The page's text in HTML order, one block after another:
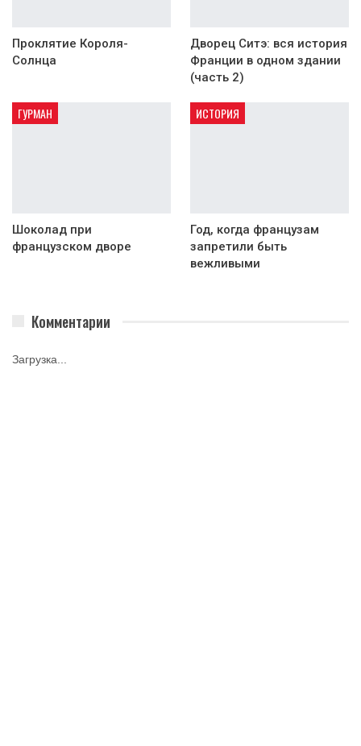
Проклятие Короля-
Солнца
Дворец Ситэ: вся история
Франции в одном здании
(часть 2)
ГУРМАН
Шоколад при
французском дворе
ИСТОРИЯ
Год, когда французам
запретили быть
вежливыми
Комментарии
Загрузка...